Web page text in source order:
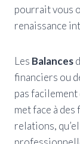
pourrait vous
renaissance
Les Balances
financiers ou
pas
met face à
relations,